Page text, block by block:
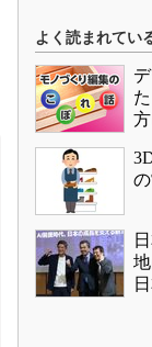
よく読まれてい